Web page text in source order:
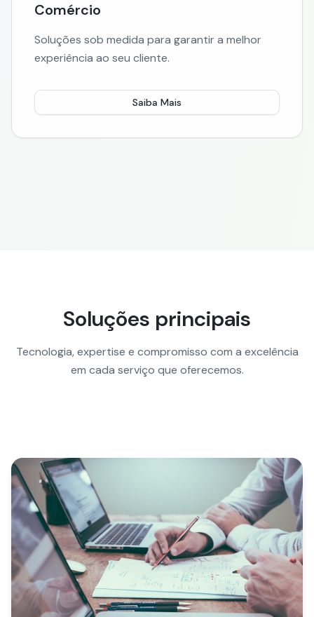
Comércio
Soluções sob medida para garantir a melhor
experiência ao seu cliente.
Saiba Mais
Soluções principais
Tecnologia, expertise e compromisso com a excelência
em cada serviço que oferecemos.